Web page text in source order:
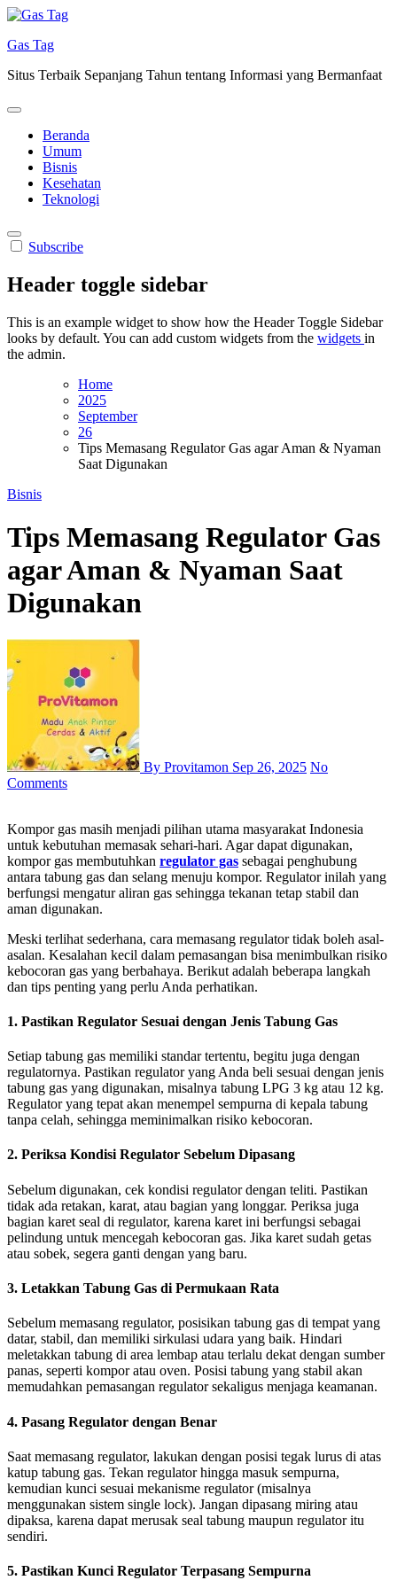
Skip
content
Gas Tag
Situs Terbaik Sepanjang Tahun tentang Informasi yang Bermanfaat
Beranda
Umum
Bisnis
Kesehatan
Teknologi
Subscribe
Header toggle sidebar
This is an example widget to show how the Header Toggle Sidebar
looks by default. You can add custom widgets from the widgets in
the admin.
Home
2025
September
26
Tips Memasang Regulator Gas agar Aman & Nyaman
Saat Digunakan
Bisnis
Tips Memasang Regulator Gas
agar Aman & Nyaman Saat
Digunakan
By Provitamon Sep 26, 2025 No
Comments
Kompor gas masih menjadi pilihan utama masyarakat Indonesia
untuk kebutuhan memasak sehari-hari. Agar dapat digunakan,
kompor gas membutuhkan regulator gas sebagai penghubung
antara tabung gas dan selang menuju kompor. Regulator inilah yang
berfungsi mengatur aliran gas sehingga tekanan tetap stabil dan
aman digunakan.
Meski terlihat sederhana, cara memasang regulator tidak boleh asal-
asalan. Kesalahan kecil dalam pemasangan bisa menimbulkan risiko
kebocoran gas yang berbahaya. Berikut adalah beberapa langkah
dan tips penting yang perlu Anda perhatikan.
1. Pastikan Regulator Sesuai dengan Jenis Tabung Gas
Setiap tabung gas memiliki standar tertentu, begitu juga dengan
regulatornya. Pastikan regulator yang Anda beli sesuai dengan jenis
tabung gas yang digunakan, misalnya tabung LPG 3 kg atau 12 kg.
Regulator yang tepat akan menempel sempurna di kepala tabung
tanpa celah, sehingga meminimalkan risiko kebocoran.
2. Periksa Kondisi Regulator Sebelum Dipasang
Sebelum digunakan, cek kondisi regulator dengan teliti. Pastikan
tidak ada retakan, karat, atau bagian yang longgar. Periksa juga
bagian karet seal di regulator, karena karet ini berfungsi sebagai
pelindung untuk mencegah kebocoran gas. Jika karet sudah getas
atau sobek, segera ganti dengan yang baru.
3. Letakkan Tabung Gas di Permukaan Rata
Sebelum memasang regulator, posisikan tabung gas di tempat yang
datar, stabil, dan memiliki sirkulasi udara yang baik. Hindari
meletakkan tabung di area lembap atau terlalu dekat dengan sumber
panas, seperti kompor atau oven. Posisi tabung yang stabil akan
memudahkan pemasangan regulator sekaligus menjaga keamanan.
4. Pasang Regulator dengan Benar
Saat memasang regulator, lakukan dengan posisi tegak lurus di atas
katup tabung gas. Tekan regulator hingga masuk sempurna,
kemudian kunci sesuai mekanisme regulator (misalnya
menggunakan sistem single lock). Jangan dipasang miring atau
dipaksa, karena dapat merusak seal tabung maupun regulator itu
sendiri.
5. Pastikan Kunci Regulator Terpasang Sempurna